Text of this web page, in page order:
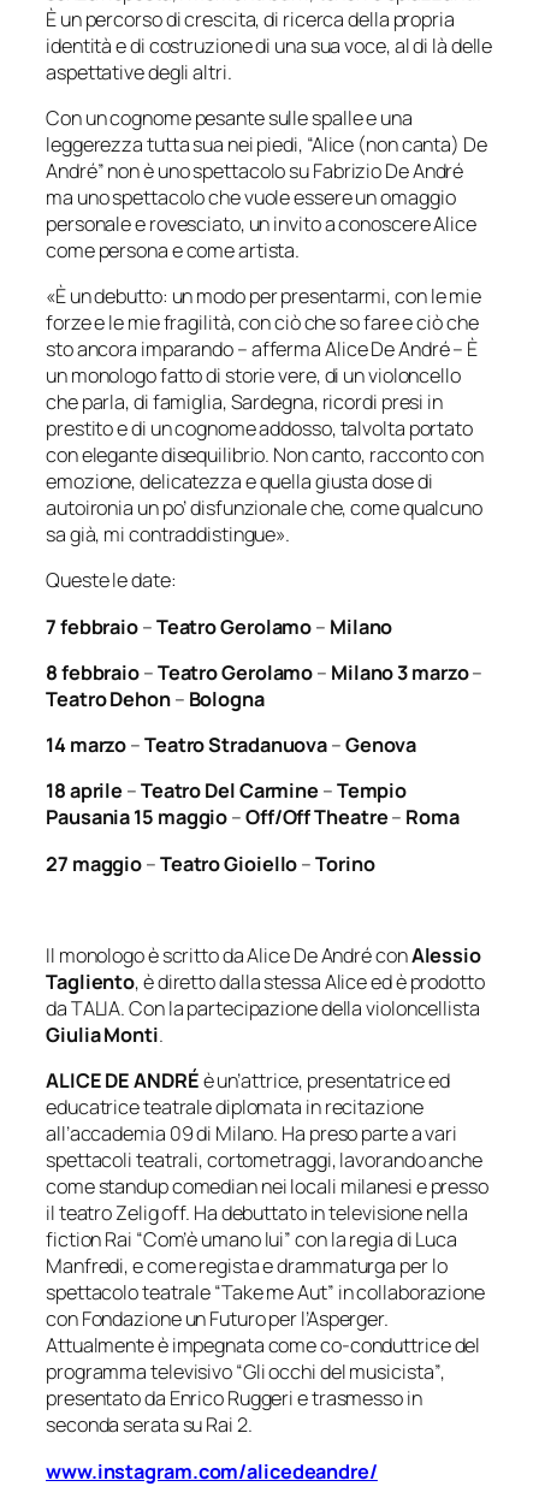
È un percorso di crescita, di ricerca della propria
identità e di costruzione di una sua voce, al di là delle
aspettative degli altri.
Con un cognome pesante sulle spalle e una
leggerezza tutta sua nei piedi, “Alice (non canta) De
André”non è uno spettacolo su Fabrizio De André
ma uno spettacolo che vuole essere un omaggio
personale e rovesciato, un invito a conoscere Alice
come persona e come artista.
«È un debutto: un modo per presentarmi, con le mie
forze e le mie fragilità, con ciò che so fare e ciò che
sto ancora imparando– afferma Alice De André – È
un monologo fatto di storie vere, di un violoncello
che parla, di famiglia, Sardegna, ricordi presi in
prestito e di un cognome addosso, talvolta portato
con elegante disequilibrio. Non canto, racconto con
emozione, delicatezza e quella giusta dose di
autoironia un po’ disfunzionale che, come qualcuno
sa già, mi contraddistingue».
Queste le date:
7 febbraio–Teatro Gerolamo– Milano
8 febbraio–Teatro Gerolamo– Milano 3 marzo–
Teatro Dehon– Bologna
14 marzo–Teatro Stradanuova–Genova
18 aprile –Teatro Del Carmine –Tempio
Pausania 15 maggio–Off/Off Theatre– Roma
27 maggio–Teatro Gioiello–Torino
Il monologo è scritto da Alice De André conAlessio
Tagliento, è diretto dalla stessa Alice ed è prodotto
da TALIA. Con la partecipazione della violoncellista
Giulia Monti.
ALICE DE ANDRÉè un’attrice, presentatrice ed
educatrice teatrale diplomata in recitazione
all’accademia 09 di Milano. Ha preso parte a vari
spettacoli teatrali, cortometraggi, lavorando anche
come standup comedian nei locali milanesi e presso
il teatro Zelig off. Ha debuttato in televisione nella
fiction Rai “Com’è umano lui” con la regia di Luca
Manfredi, e come regista e drammaturga per lo
spettacolo teatrale “Take me Aut” in collaborazione
con Fondazione un Futuro per l’Asperger.
Attualmente è impegnata come co-conduttrice del
programma televisivo “Gli occhi del musicista”,
presentato da Enrico Ruggeri e trasmesso in
seconda serata su Rai 2.
www.instagram.com/alicedeandre/